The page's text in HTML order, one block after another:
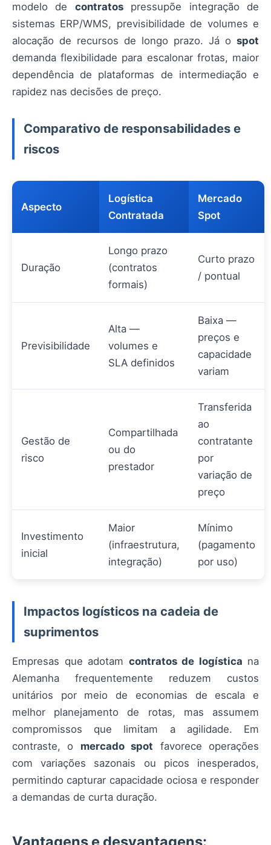
modelo de contratospressupõe integração de
sistemas ERP/WMS, previsibilidade de volumes e
alocação de recursos de longo prazo. Já o spot
demanda flexibilidade para escalonar frotas, maior
dependência de plataformas de intermediação e
rapidez nas decisões de preço.
Comparativo de responsabilidades e
riscos
Aspecto
Logística
Contratada
Mercado
Spot
Duração
Longo prazo
(contratos
formais)
Curto prazo
/ pontual
Previsibilidade
Alta —
volumes e
SLA definidos
Baixa —
preços e
capacidade
variam
Gestão de
risco
Compartilhada
ou do
prestador
Transferida
ao
contratante
por
variação de
preço
Investimento
inicial
Maior
(infraestrutura,
integração)
Mínimo
(pagamento
por uso)
Impactos logísticos na cadeia de
suprimentos
Empresas que adotam contratos de logística na
Alemanha frequentemente reduzem custos
unitários por meio de economias de escala e
melhor planejamento de rotas, mas assumem
compromissos que limitam a agilidade. Em
contraste, o mercado spot favorece operações
com variações sazonais ou picos inesperados,
permitindo capturar capacidade ociosa e responder
a demandas de curta duração.